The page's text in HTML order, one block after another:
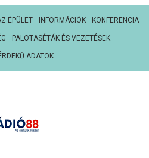
ÉPÜLET INFORMÁCIÓK KONFERENCIA
PALOTASÉTÁK ÉS VEZETÉSEK
ADATOK